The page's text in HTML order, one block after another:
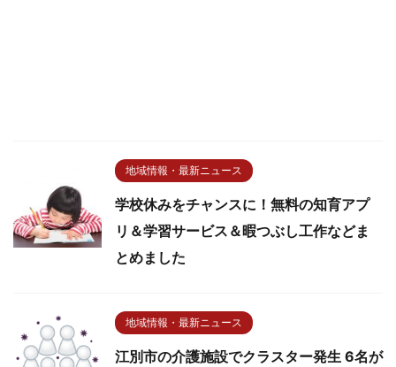
地域情報・最新ニュース
学校休みをチャンスに！無料の知育アプ
リ＆学習サービス＆暇つぶし工作などま
とめました
地域情報・最新ニュース
江別市の介護施設でクラスター発生 6名が